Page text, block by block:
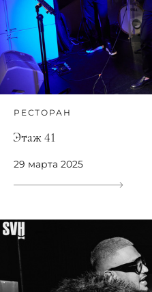
РЕСТОРАН
Этаж 41
29 марта 2025